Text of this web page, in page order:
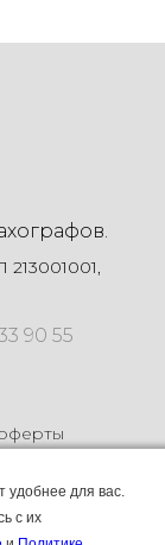
90 55
удобнее для вас.
с их